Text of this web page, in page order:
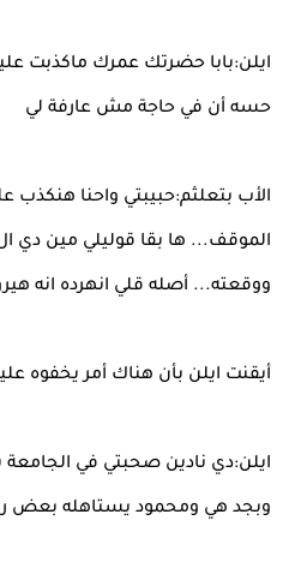
ايلن:بابا حضرتك عمرك ماكذبت
حسه أن في حاجة مش عارفة لي
الأب بتعلثم:حبيبتي واحنا هنكذب
الموقف... ها بقا قوليلي مين
ووقعته... أصله قلي انهرده انه
أيقنت ايلن بأن هناك أمر يخفوه
ايلن:دي نادين صحبتي في الجامعة
وبجد هي ومحمود يستاهله بعض